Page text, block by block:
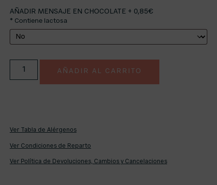
AÑADIR MENSAJE EN CHOCOLATE + 0,85€
* Contiene lactosa
AÑADIR AL CARRITO
Ver Tabla de Alérgenos
Ver Condiciones de Reparto
Ver Política de Devoluciones, Cambios y Cancelaciones